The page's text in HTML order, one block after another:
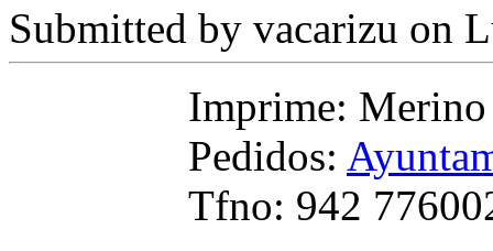
Submitted by vacarizu on
Imprime: Merino
Pedidos:
Tfno: 942